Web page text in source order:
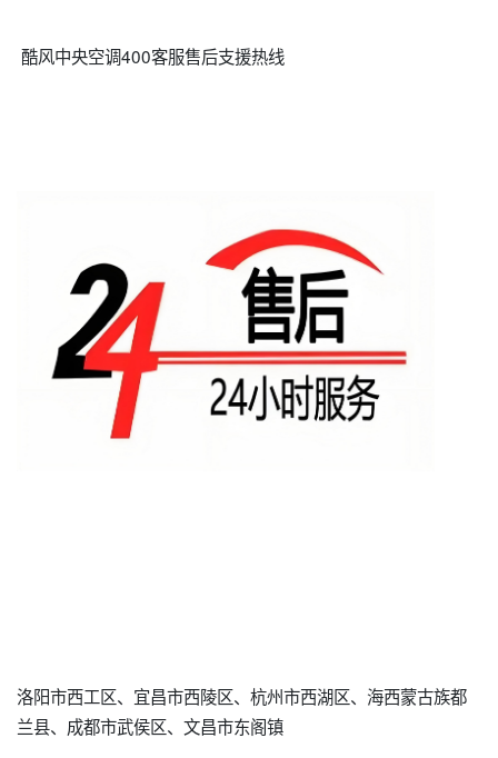
酷风中央空调400客服售后支援热线
洛阳市西工区、宜昌市西陵区、杭州市西湖区、海西蒙古族都
兰县、成都市武侯区、文昌市东阁镇